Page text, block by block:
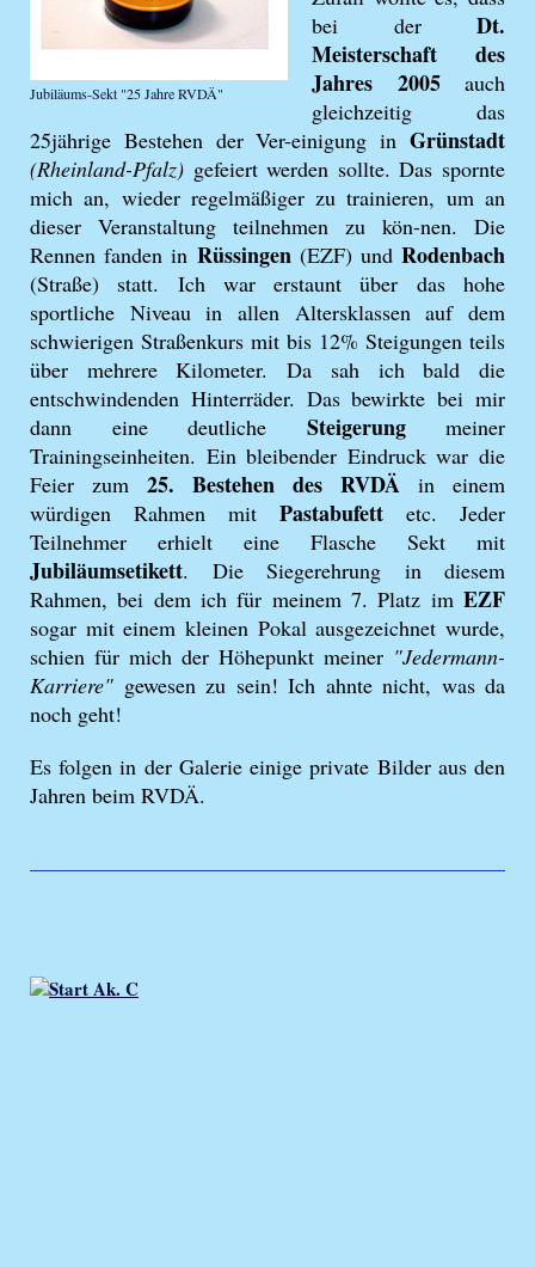
Jubiläums-Sekt "25 Jahre RVDÄ"
bei der Dt.
Meisterschaft des
Jahres 2005auch
gleichzeitig das
25jährige Bestehen der Ver-einigung in Grünstadt
(Rheinland-Pfalz) gefeiert werden sollte. Das spornte
mich an, wieder regelmäßiger zu trainieren, um an
dieser Veranstaltung teilnehmen zu kön-nen. Die
Rennen fanden in Rüssingen(EZF) und Rodenbach
(Straße) statt. Ich war erstaunt über das hohe
sportliche Niveau in allen Altersklassen auf dem
schwierigen Straßenkurs mit bis 12% Steigungen teils
über mehrere Kilometer. Da sah ich bald die
entschwindenden Hinterräder. Das bewirkte bei mir
dann eine deutliche Steigerungmeiner
Trainingseinheiten. Ein bleibender Eindruck war die
Feier zum 25. Bestehen des RVDÄ in einem
würdigen Rahmen mit Pastabufett etc. Jeder
Teilnehmer erhielt eine Flasche Sekt mit
Jubiläumsetikett. Die Siegerehrung in diesem
Rahmen, bei dem ich für meinem 7. Platz im EZF
sogar mit einem kleinen Pokal ausgezeichnet wurde,
schien für mich der Höhepunkt meiner "Jedermann-
Karriere" gewesen zu sein! Ich ahnte nicht, was da
noch geht!
Es folgen in der Galerie einige private Bilder aus den
Jahren beim RVDÄ.